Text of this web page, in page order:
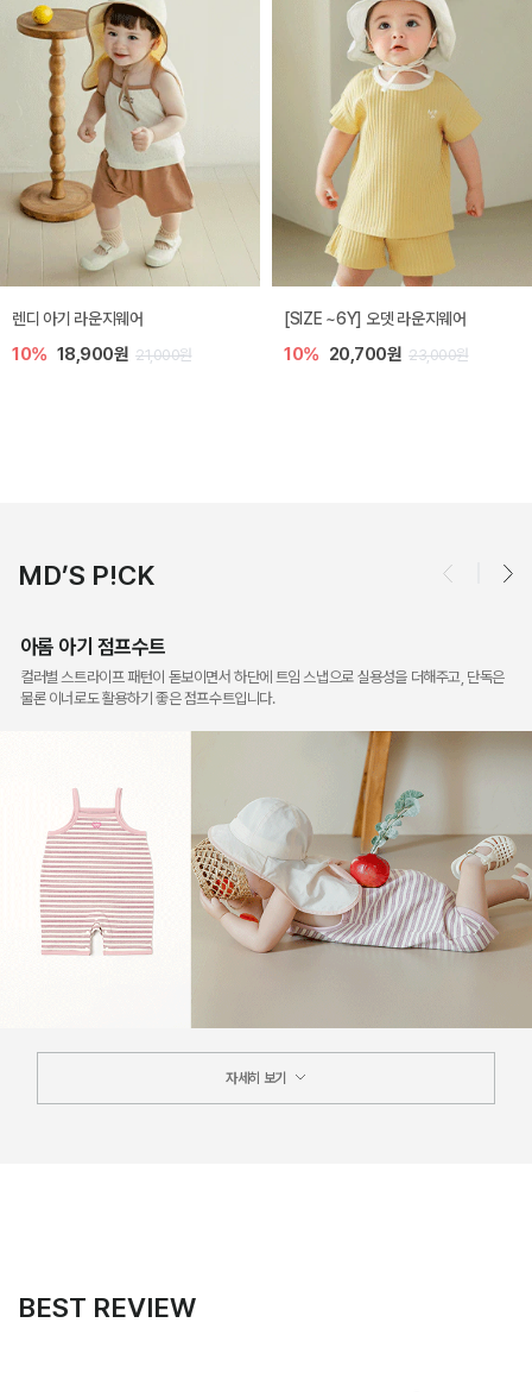
피비 아기 니삭스
10% 4,900원 5,400원
[SIZE ~7Y] 아이스크림 쿨링슈 6색
세트
MD’S P!CK
아롬 아기 점프수트
컬러별 스트라이프 패턴이 돋보이면서 하단에 트임 스냅으로 실용성을 더해주고, 단독은
물론 이너로도 활용하기 좋은 점프수트입니다.
자세히 보기
BEST REVIEW